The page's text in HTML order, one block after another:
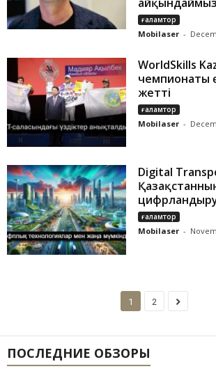
ғаламтор
Mobilaser -
WorldSkills
чемпионаты
жетті
ғаламтор
Mobilaser -
Digital
ғаламтор
Mobilaser -
1 2
ПОСЛЕДНИЕ ОБЗОРЫ